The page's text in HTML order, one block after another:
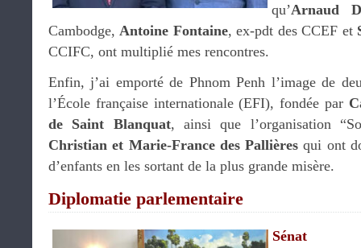
qu’Arnaud
Cambodge,Antoine Fontaine, ex-pdt des CCEF et
CCIFC, ont multiplié mes rencontres.
Enfin, j’ai emporté de Phnom Penh l’image de
l’École française internationale (EFI), fondée par
de Saint Blanquat, ainsi que l’organisation
Christian et Marie-France des Pallières qui ont
d’enfants en les sortant de la plus grande misère.
Diplomatie parlementaire
Sénat